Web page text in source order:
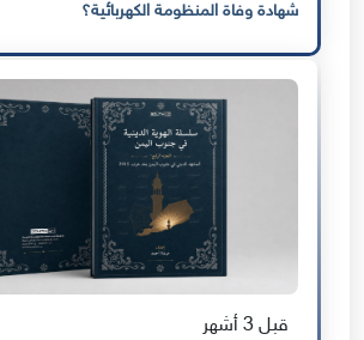
شهادة وفاة المنظومة الكهربائية؟
قبل 3 أشهر